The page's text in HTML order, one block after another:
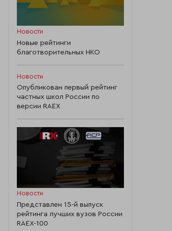
Новости
Новые рейтинги
благотворительных НКО
Новости
Опубликован первый рейтинг
частных школ России по
версии RAEX
Новости
Представлен 15-й выпуск
рейтинга лучших вузов России
RAEX-100